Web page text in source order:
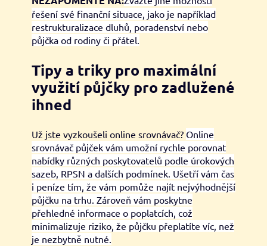
řešení své finanční situace, jako je například
restrukturalizace dluhů, poradenství nebo
půjčka od rodiny či přátel.
Tipy a triky pro maximální
využití půjčky pro zadlužené
ihned
Už jste vyzkoušeli online srovnávač? Online
srovnávač půjček vám umožní rychle porovnat
nabídky různých poskytovatelů podle úrokových
sazeb, RPSN a dalších podmínek. Ušetří vám čas
i peníze tím, že vám pomůže najít nejvýhodnější
půjčku na trhu. Zároveň vám poskytne
přehledné informace o poplatcích, což
minimalizuje riziko, že půjčku přeplatíte víc, než
je nezbytně nutné.